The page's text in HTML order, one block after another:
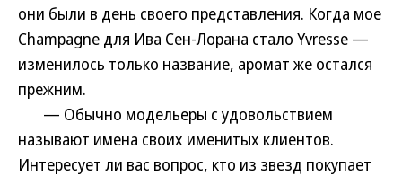
они были в день своего представления. Когда мое
Champagne для Ива Сен-Лорана стало Yvresse —
изменилось только название, аромат же остался
прежним.
— Обычно модельеры с удовольствием
называют имена своих именитых клиентов.
Интересует ли вас вопрос, кто из звезд покупает